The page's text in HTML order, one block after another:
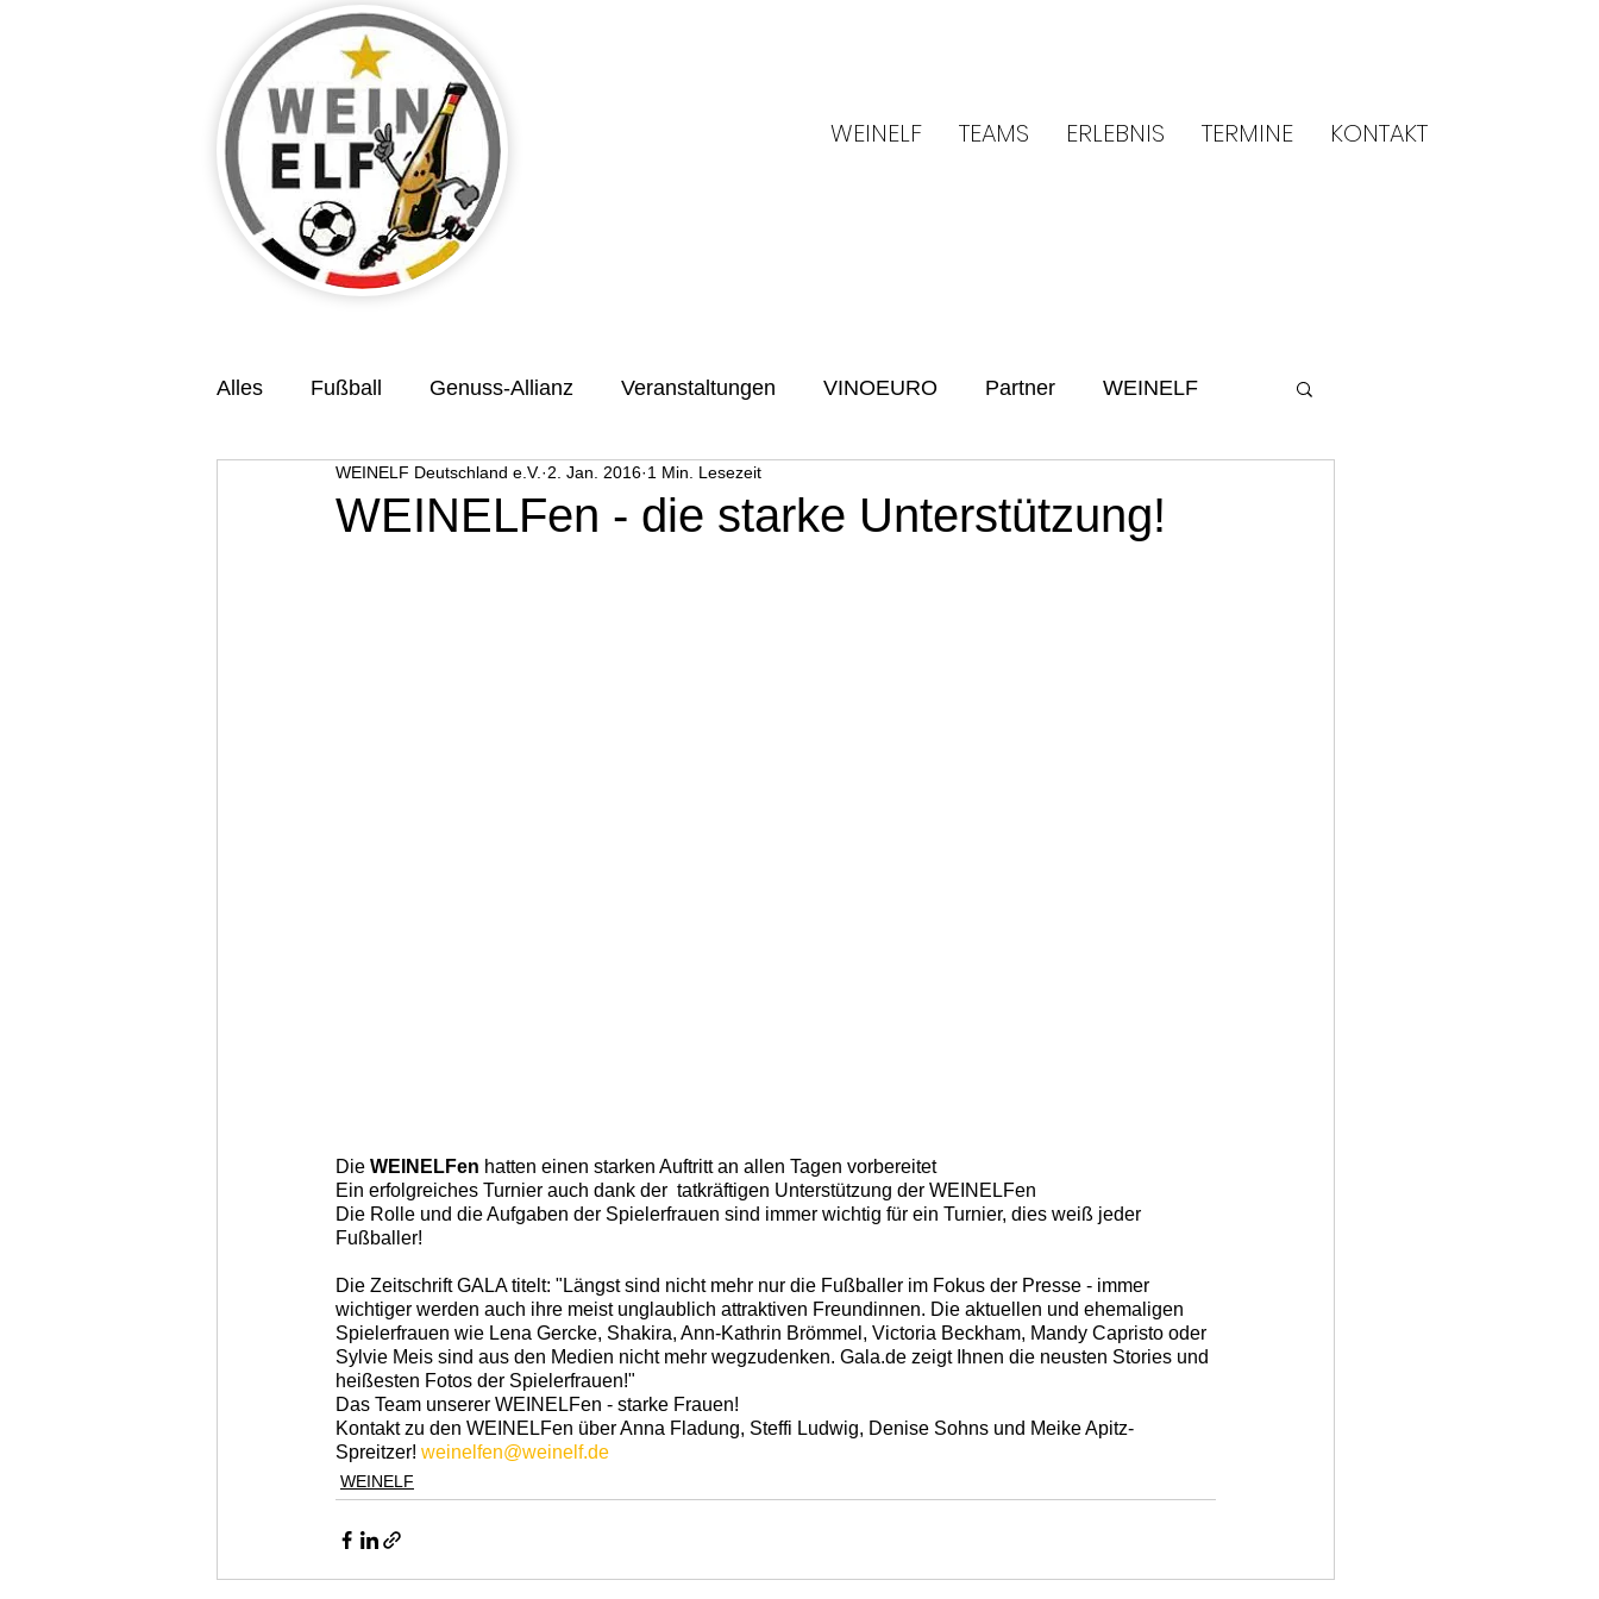
WEINELF TEAMS ERLEBNIS TERMINE KONTAKT
Alles Fußball Genuss-Allianz Veranstaltungen VINOEURO Partner WEINELF
Veranstaltungsvorschau Benefiz Spielvorschau
WEINELFen - die starke Unterstützung!
WEINELF Deutschland e.V. 2. Jan. 2016 1 Min. Lesezeit
Die WEINELFen hatten einen starken Auftritt an allen Tagen vorbereitet
Ein erfolgreiches Turnier auch dank der  tatkräftigen Unterstützung der WEINELFen
Die Rolle und die Aufgaben der Spielerfrauen sind immer wichtig für ein Turnier, dies weiß jeder
Fußballer!
Die Zeitschrift GALA titelt: "Längst sind nicht mehr nur die Fußballer im Fokus der Presse - immer
wichtiger werden auch ihre meist unglaublich attraktiven Freundinnen. Die aktuellen und ehemaligen
Spielerfrauen wie Lena Gercke, Shakira, Ann-Kathrin Brömmel, Victoria Beckham, Mandy Capristo oder
Sylvie Meis sind aus den Medien nicht mehr wegzudenken. Gala.de zeigt Ihnen die neusten Stories und
heißesten Fotos der Spielerfrauen!"
Das Team unserer WEINELFen - starke Frauen!
Kontakt zu den WEINELFen über Anna Fladung, Steffi Ludwig, Denise Sohns und Meike Apitz-
Spreitzer! weinelfen@weinelf.de
WEINELF